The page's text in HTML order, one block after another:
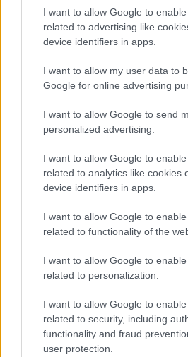
I want to allow Google to
related to advertising like
device identifiers in apps.
I want to allow my user data to
Google for online advertising
I want to allow Google to send
personalized advertising.
I want to allow Google to
related to analytics like cookies
device identifiers in apps.
I want to allow Google to
related to functionality of the
I want to allow Google to
related to personalization.
I want to allow Google to
related to security, including
functionality and fraud
user protection.
Beatriz Almeida · 7 ago 2026
FINANÇA
respondendo às últimas notícias
Beatriz Almeida · 6 ago 2026
FINANÇA